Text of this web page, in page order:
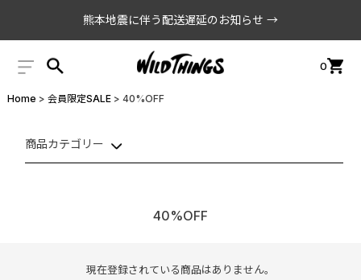
熊本地震に伴う配送遅延のお知らせ →
0
Home 会員限定SALE 40%OFF
商品カテゴリー
40%OFF
現在登録されている商品はありません。